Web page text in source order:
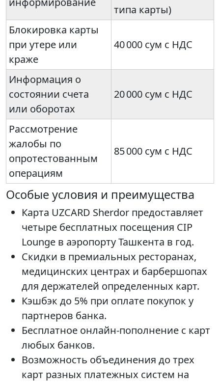
типа карты)
Блокировка карты
при утере или
краже
40 000 сум с НДС
Информация о
состоянии счета
или оборотах
20 000 сум с НДС
Рассмотрение
жалобы по
опротестованным
операциям
85 000 сум с НДС
Особые условия и преимущества
Карта UZCARD Sherdor предоставляет
четыре бесплатных посещения CIP
Lounge в аэропорту Ташкента в год.
Скидки в премиальных ресторанах,
медицинских центрах и барбершопах
для держателей определенных карт.
Кэшбэк до 5% при оплате покупок у
партнеров банка.
Бесплатное онлайн-пополнение с карт
любых банков.
Возможность объединения до трех
карт разных платежных систем на